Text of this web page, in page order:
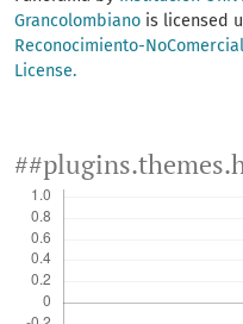
Grancolombiano is licensed
Reconocimiento-
License.